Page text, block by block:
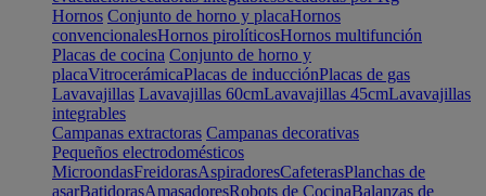
Hornos Conjunto de horno y placaHornos
convencionalesHornos pirolíticosHornos multifunción
Placas de cocina Conjunto de horno y
placaVitrocerámicaPlacas de inducciónPlacas de gas
Lavavajillas Lavavajillas 60cmLavavajillas 45cmLavavajillas
integrables
Campanas extractoras Campanas decorativas
Pequeños electrodomésticos
MicroondasFreidorasAspiradoresCafeterasPlanchas de
asarBatidorasAmasadoresRobots de CocinaBalanzas de